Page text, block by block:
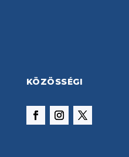
KÖZÖSSÉGI